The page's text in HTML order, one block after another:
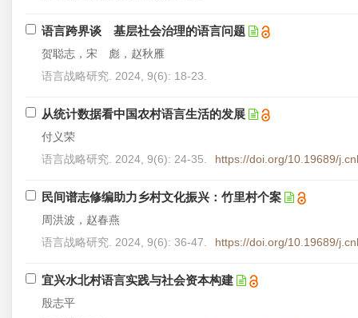
语言跨界谈 基层社会治理的语言问题
贺聪志，宋 彪，赵秋雁
语言战略研究. 2024, 9(6): 18-23.
从统计数据看中国农村语言生活的发展
付义荣
语言战略研究. 2024, 9(6): 24-35.
https://doi.org/10.19689/
民间谱志修编助力乡村文化振兴：竹里村个案
周洪波，赵春燕
语言战略研究. 2024, 9(6): 36-47.
https://doi.org/10.19689/
宜兴水北村语言实践与社会资本构建
殷志平